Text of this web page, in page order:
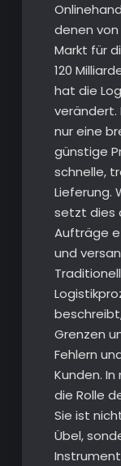
denen von
Markt für
120
hat die
verändert.
nur eine
günstige
schnelle,
Lieferung.
setzt dies
Aufträge
und
Grenzen
Fehlern
Kunden.
die Rolle
Sie ist
Übel,